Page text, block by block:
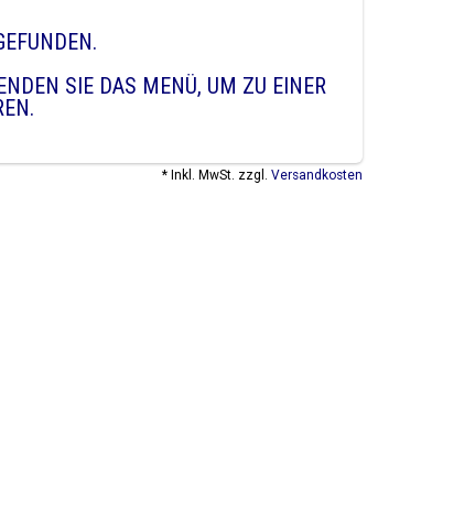
SIE DAS MENÜ, UM ZU EINER
* Inkl. MwSt. zzgl. Versandkosten